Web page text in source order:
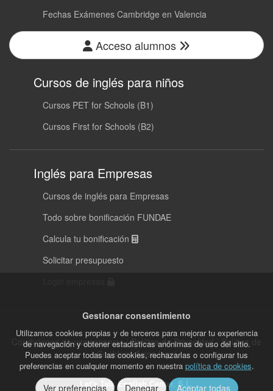
Fechas Exámenes Cambridge en Valencia
Acceso alumnos
Cursos de inglés para niños
Cursos PET for Schools (B1)
Cursos First for Schools (B2)
Inglés para Empresas
Cursos de inglés para Empresas
Todo sobre bonificación FUNDAE
Calcula tu bonificación
Solicitar presupuesto
Condiciones de uso reservas|Política de Privacidad|Política de
Cookies|Aviso legal
Let's Talk English Center. S.L.
Gestionar consentimiento
Utilizamos cookies propias y de terceros para mejorar tu experiencia
de navegación y obtener estadísticas anónimas de uso del sitio.
Puedes aceptar todas las cookies, rechazarlas o configurar tus
preferencias en cualquier momento en nuestra política de cookies.
Ver preferencias Denegar Aceptar todas